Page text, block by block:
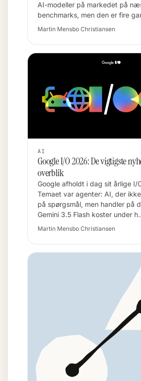
AI-modeller på markedet på
benchmarks, men den er fire
Martin Mensbo Christiansen
AI
Google I/O 2026: De vigtigste
overblik
Google afholdt i dag sit årlige I/
Temaet var agenter: AI, der
på spørgsmål, men handler på
Gemini 3.5 Flash koster under
Martin Mensbo Christiansen